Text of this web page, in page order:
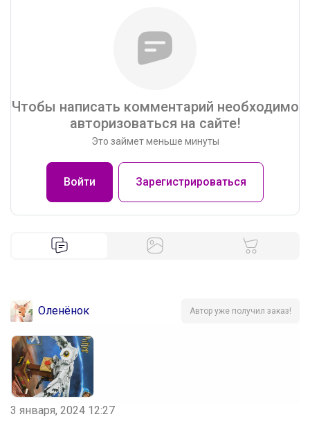
Чтобы написать комментарий необходимо
авторизоваться на сайте!
Это займет меньше минуты
Войти Зарегистрироваться
Оленёнок Автор уже получил заказ!
3 января, 2024 12:27